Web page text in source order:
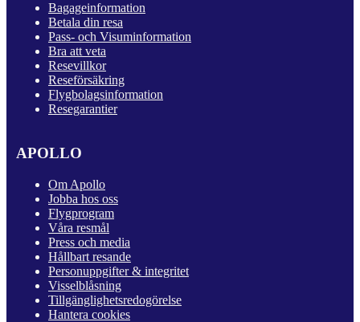
Bagageinformation
Betala din resa
Pass- och Visuminformation
Bra att veta
Resevillkor
Reseförsäkring
Flygbolagsinformation
Resegarantier
APOLLO
Om Apollo
Jobba hos oss
Flygprogram
Våra resmål
Press och media
Hållbart resande
Personuppgifter & integritet
Visselblåsning
Tillgänglighetsredogörelse
Hantera cookies